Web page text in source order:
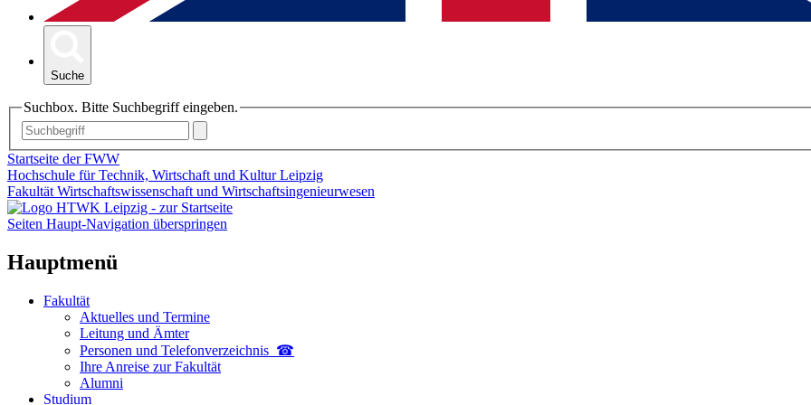
Suche
Suchbox. Bitte Suchbegriff eingeben.
Startseite der FWW
Hochschule für Technik, Wirtschaft und Kultur Leipzig
Fakultät Wirtschaftswissenschaft und Wirtschaftsingenieurwesen
Seiten Haupt-Navigation überspringen
Hauptmenü
Fakultät
Aktuelles und Termine
Leitung und Ämter
Personen und Telefon­verzeichnis ☎
Ihre Anreise zur Fakultät
Alumni
Studium